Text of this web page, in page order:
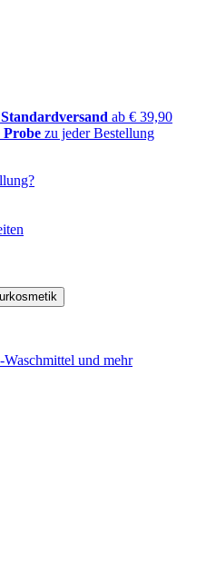
ab € 39,90
Probe zu jeder Bestellung
und mehr